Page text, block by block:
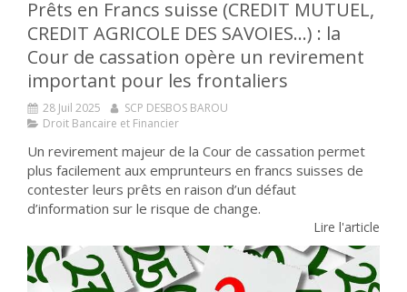
Prêts en Francs suisse (CREDIT MUTUEL,
CREDIT AGRICOLE DES SAVOIES…) : la
Cour de cassation opère un revirement
important pour les frontaliers
28 Juil 2025
SCP DESBOS BAROU
Droit Bancaire et Financier
Un revirement majeur de la Cour de cassation permet
plus facilement aux emprunteurs en francs suisses de
contester leurs prêts en raison d’un défaut
d’information sur le risque de change.
Lire l'article